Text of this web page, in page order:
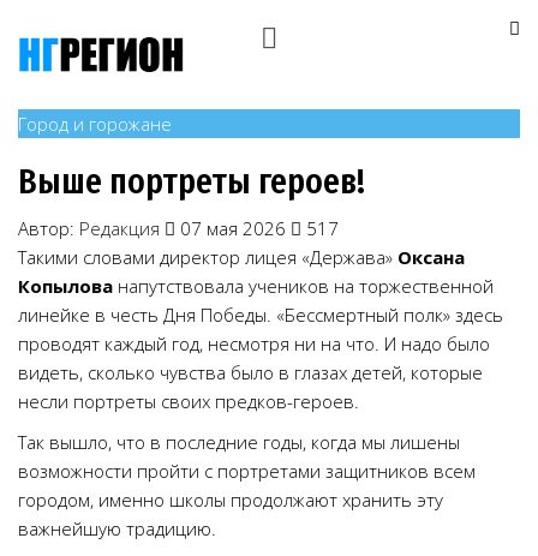
Город и горожане
Выше портреты героев!
Автор: Редакция 07 мая 2026
517
Такими словами директор лицея «Держава» Оксана
Копылова напутствовала учеников на торжественной
линейке в честь Дня Победы. «Бессмертный полк» здесь
проводят каждый год, несмотря ни на что. И надо было
видеть, сколько чувства было в глазах детей, которые
несли портреты своих предков-героев.
Так вышло, что в последние годы, когда мы лишены
возможности пройти с портретами защитников всем
городом, именно школы продолжают хранить эту
важнейшую традицию.